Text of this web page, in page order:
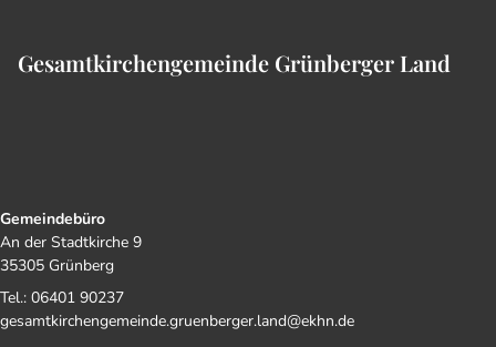
Gesamtkirchengemeinde Grünberger Land
Gemeindebüro
An der Stadtkirche 9
35305 Grünberg
Tel.: 06401 90237
gesamtkirchengemeinde.gruenberger.land@ekhn.de